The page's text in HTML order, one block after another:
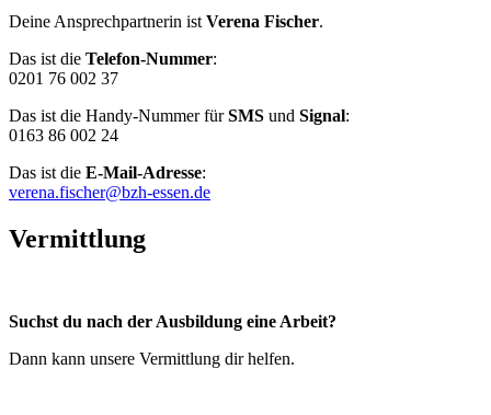
Deine Ansprechpartnerin ist Verena Fischer.
Das ist die Telefon-Nummer:
0201 76 002 37
Das ist die Handy-Nummer fürSMS und Signal:
0163 86 002 24
Das ist die E-Mail-Adresse:
verena.fischer@bzh-essen.de
Vermittlung
Suchst du nach der Ausbildung eine Arbeit?
Dann kann unsere Vermittlung dir helfen.